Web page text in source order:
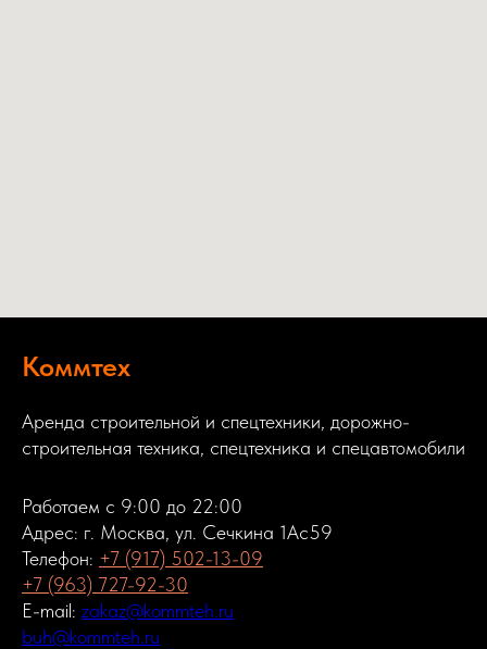
Коммтех
Аренда строительной и спецтехники, дорожно-
строительная техника, спецтехника и спецавтомобили
Работаем с 9:00 до 22:00
Адрес: г. Москва, ул. Сечкина 1Ас59
Телефон: +7 (917) 502-13-09
+7 (963) 727-92-30
E-mail: zakaz@kommteh.ru
buh@kommteh.ru